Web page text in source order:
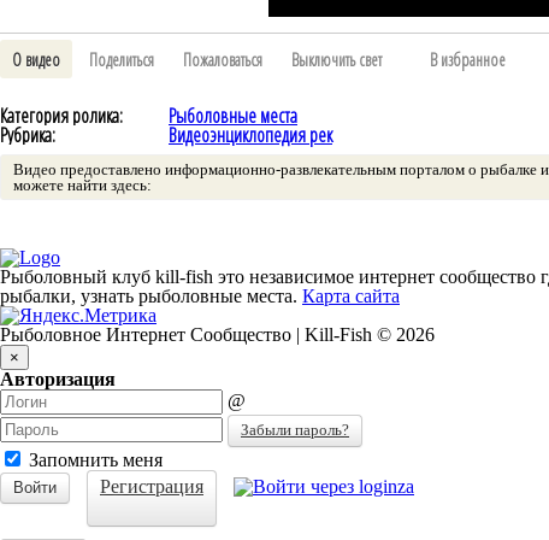
О видео Поделиться Пожаловаться Выключить свет В избранное
Категория ролика: Рыболовные места
Рубрика: Видеоэнциклопедия рек
Видео предоставлено информационно-развлекательным порталом о
можете найти здесь:
Рыболовный клуб kill-fish это независимое интернет сообщество
рыбалки, узнать рыболовные места. Карта сайта
Рыболовное Интернет Сообщество | Kill-Fish © 2026
×
Авторизация
@
Забыли пароль?
Запомнить меня
Войти Регистрация